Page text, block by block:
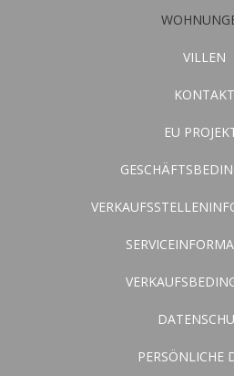
VILLEN
KONTAKT
EU
PERSÖNLICHE